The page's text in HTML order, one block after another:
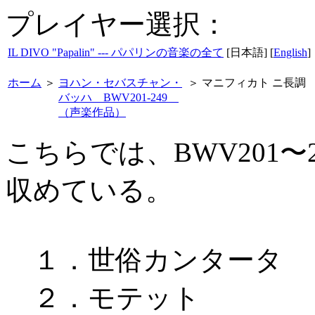
プレイヤー選択：
IL DIVO "Papalin" --- パパリンの音楽の全て [日本語] [English]
ホーム ＞ ヨハン・セバスチャン・
バッハ BWV201-249
（声楽作品）
＞ マニフィカト ニ長調
こちらでは、BWV201
収めている。
１．世俗カンタ
２．モテッ